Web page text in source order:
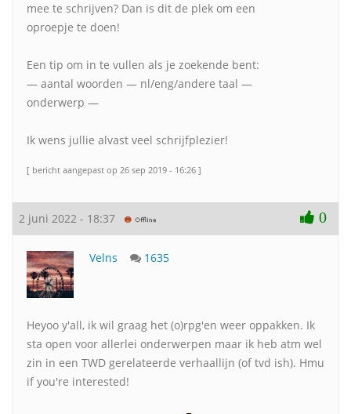
mee te schrijven? Dan is dit de plek om een
oproepje te doen!
Een tip om in te vullen als je zoekende bent:
— aantal woorden — nl/eng/andere taal —
onderwerp —
Ik wens jullie alvast veel schrijfplezier!
[ bericht aangepast op 26 sep 2019 - 16:26 ]
2 juni 2022 - 18:37 0
Velns 1635
Heyoo y'all, ik wil graag het (o)rpg'en weer oppakken. Ik
sta open voor allerlei onderwerpen maar ik heb atm wel
zin in een TWD gerelateerde verhaallijn (of tvd ish). Hmu
if you're interested!